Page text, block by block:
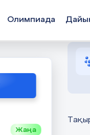
Жаңа
Олимпиада